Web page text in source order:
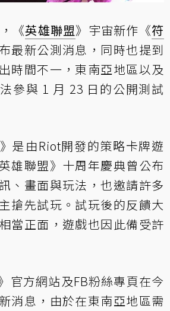
《英雄聯盟》宇宙新作《符
最新公測消息，同時也提到
時間不一，東南亞地區以及
參與 1 月 23 日的公開測試
是由Riot開發的策略卡牌遊
雄聯盟》十周年慶典曾公布
、畫面與玩法，也邀請許多
搶先試玩。試玩後的反饋大
當正面，遊戲也因此備受許
官方網站及FB粉絲專頁在今
消息，由於在東南亞地區需